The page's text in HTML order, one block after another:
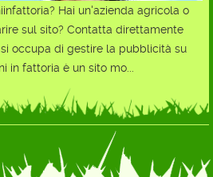
Hai un'azienda agricola o
sul sito? Contatta direttamente
occupa di gestire la pubblicità su
in fattoria è un sito mo...